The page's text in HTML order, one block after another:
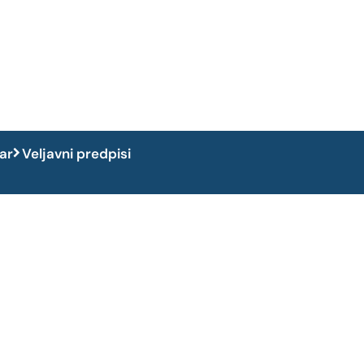
Veljavni predpisi